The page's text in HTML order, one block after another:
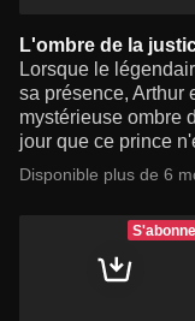
L'ombre de la
Lorsque le
sa présence, Arthur
mystérieuse ombre
jour que ce prince
Disponible plus de 6